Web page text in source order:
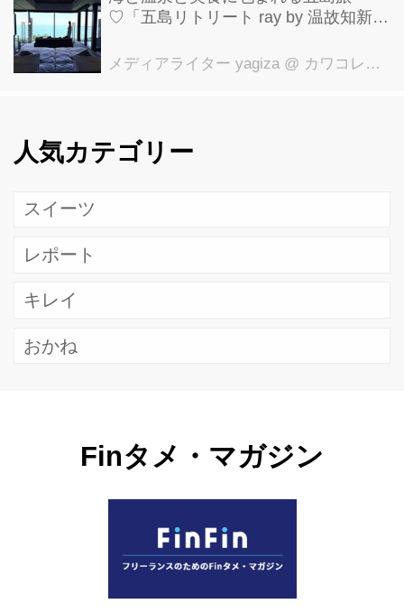
♡「五島リトリート ray by 温故知新」
メディアライター yagiza @ カワコレメディア編集部
人気カテゴリー
スイーツ
レポート
キレイ
おかね
Finタメ・マガジン